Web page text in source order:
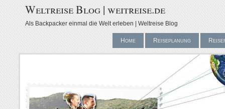
Weltreise Blog | weitreise.de
Als Backpacker einmal die Welt erleben | Weltreise Blog
Home Reiseplanung